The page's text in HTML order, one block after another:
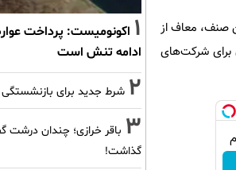
صنف، معاف از
تومان برای شرکت‌های
1 اکونومیست: پرداخت
ادامه تنش است
2 شرط جدید برای
3 باقر خرازی؛ چندان درشت
گذاشت!